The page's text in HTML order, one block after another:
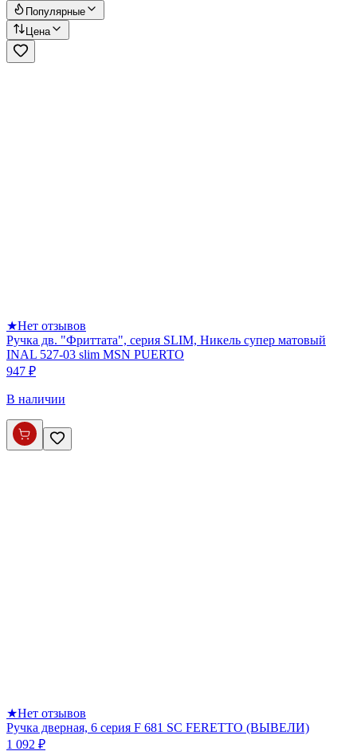
Популярные
Цена
★Нет отзывов
Ручка дв. "Фриттата", серия SLIM, Никель супер матовый
INAL 527-03 slim MSN PUERTO
947 ₽
В наличии
★Нет отзывов
Ручка дверная, 6 серия F 681 SC FERETTO (ВЫВЕЛИ)
1 092 ₽